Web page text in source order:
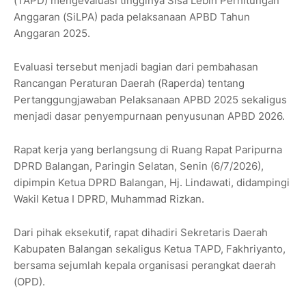
Anggaran (SiLPA) pada pelaksanaan APBD Tahun
Anggaran 2025.
Evaluasi tersebut menjadi bagian dari pembahasan
Rancangan Peraturan Daerah (Raperda) tentang
Pertanggungjawaban Pelaksanaan APBD 2025 sekaligus
menjadi dasar penyempurnaan penyusunan APBD 2026.
Rapat kerja yang berlangsung di Ruang Rapat Paripurna
DPRD Balangan, Paringin Selatan, Senin (6/7/2026),
dipimpin Ketua DPRD Balangan, Hj. Lindawati, didampingi
Wakil Ketua I DPRD, Muhammad Rizkan.
Dari pihak eksekutif, rapat dihadiri Sekretaris Daerah
Kabupaten Balangan sekaligus Ketua TAPD, Fakhriyanto,
bersama sejumlah kepala organisasi perangkat daerah
(OPD).